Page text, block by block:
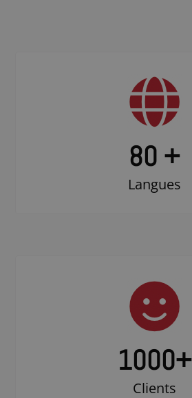
80 +
Langues
1000+
Clients